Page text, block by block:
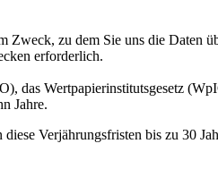
Zweck, zu dem Sie uns die Daten
erforderlich.
das Wertpapierinstitutsgesetz
Jahre.
Verjährungsfristen bis zu 30